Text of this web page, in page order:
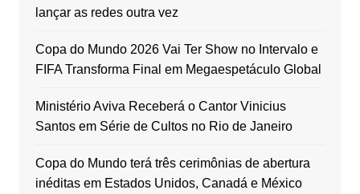
lançar as redes outra vez
Copa do Mundo 2026 Vai Ter Show no Intervalo e
FIFA Transforma Final em Megaespetáculo Global
Ministério Aviva Receberá o Cantor Vinicius
Santos em Série de Cultos no Rio de Janeiro
Copa do Mundo terá três cerimônias de abertura
inéditas em Estados Unidos, Canadá e México